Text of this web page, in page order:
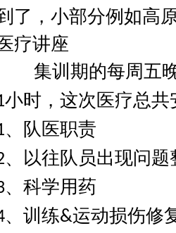
了，小部分例如高
疗讲座
集训期的每周五
小时，这次医疗总共
、队医职责
、以往队员出现问题
、科学用药
、训练&运动损伤修